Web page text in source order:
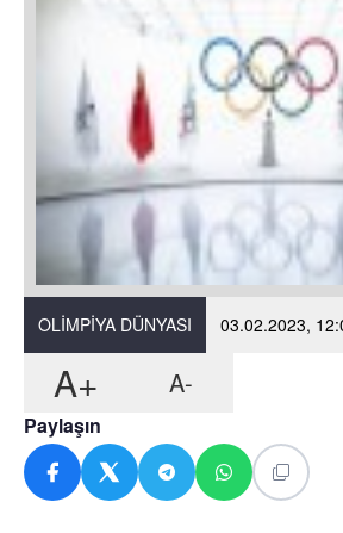
OLIMPIYA DÜNYASI 03.02.2023,
A+ A-
Paylaşın